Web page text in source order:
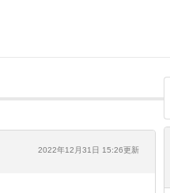
2022年12月31日 15:26更新